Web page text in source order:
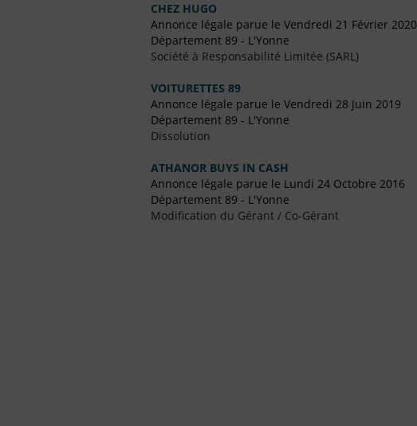
CHEZ HUGO
Annonce légale parue le Vendredi 21 Février 2020
Département 89 - L'Yonne
Société à Responsabilité Limitée (SARL)
VOITURETTES 89
Annonce légale parue le Vendredi 28 Juin 2019
Département 89 - L'Yonne
Dissolution
ATHANOR BUYS IN CASH
Annonce légale parue le Lundi 24 Octobre 2016
Département 89 - L'Yonne
Modification du Gérant / Co-Gérant